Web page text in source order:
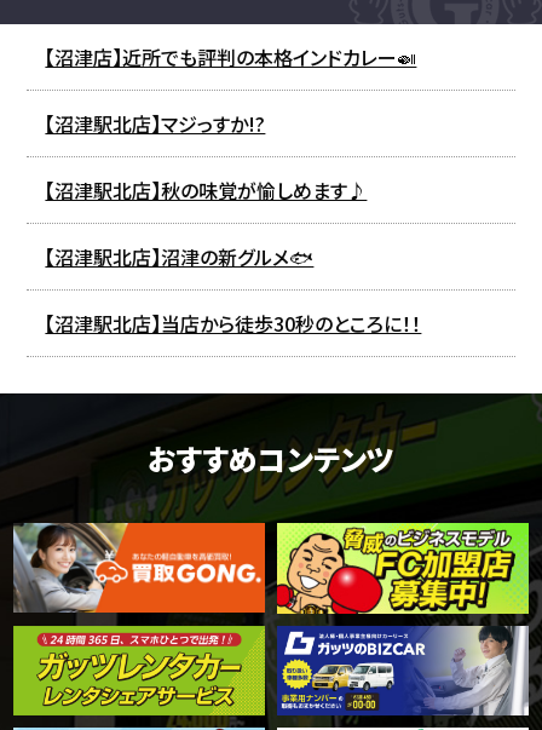
【沼津店】近所でも評判の本格インドカレー🍛
【沼津駅北店】マジっすか!?
【沼津駅北店】秋の味覚が愉しめます♪
【沼津駅北店】沼津の新グルメ🐟
【沼津駅北店】当店から徒歩30秒のところに！！
おすすめコンテンツ